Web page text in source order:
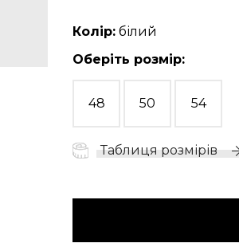
Колір: білий
Оберіть розмір:
48 50 54
Таблиця розмірів